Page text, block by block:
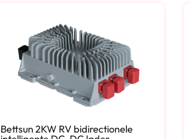
Bettsun 2KW RV bidirectionele